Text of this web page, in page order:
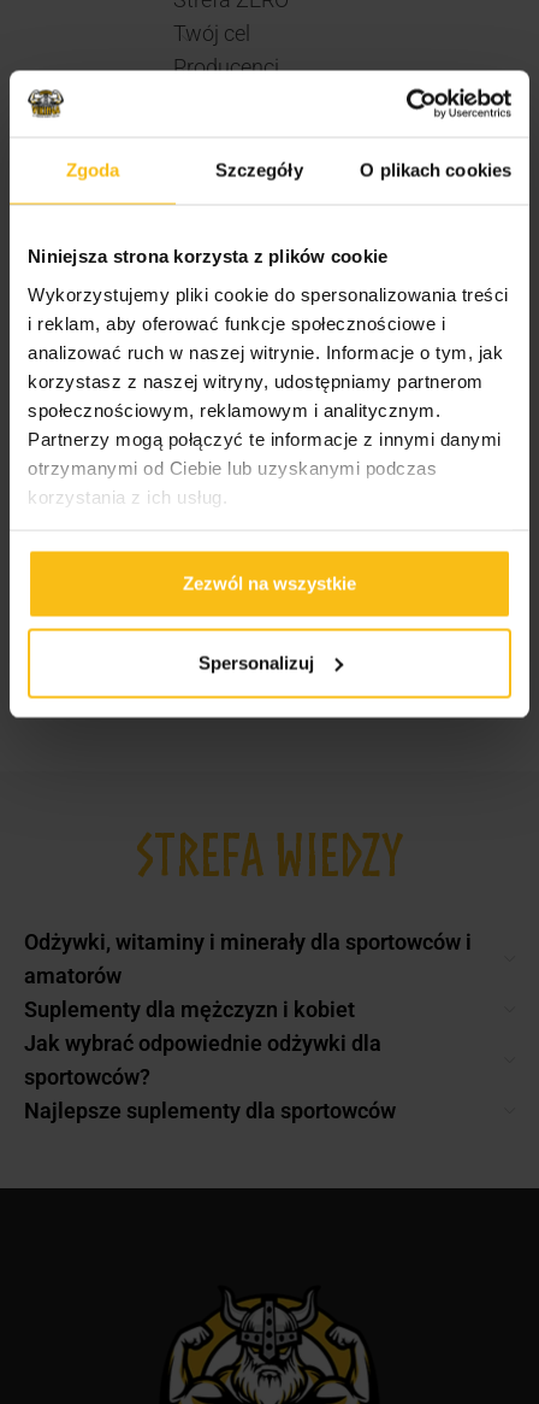
Zgoda Szczegóły O plikach cookies
Niniejsza strona korzysta z plików cookie
Wykorzystujemy pliki cookie do spersonalizowania treści
i reklam, aby oferować funkcje społecznościowe i
analizować ruch w naszej witrynie. Informacje o tym, jak
korzystasz z naszej witryny, udostępniamy partnerom
społecznościowym, reklamowym i analitycznym.
Partnerzy mogą połączyć te informacje z innymi danymi
otrzymanymi od Ciebie lub uzyskanymi podczas
korzystania z ich usług.
Zezwól na wszystkie
Spersonalizuj
Twój cel
Producenci
Żywność
PROMOCJE
Koszulki Vikinga
Akcesoria sportowe
Bez kategorii
FILTRUJ WG. CENY
Wszystko
zł
STREFA WIEDZY
Odżywki, witaminy i minerały dla sportowców i
amatorów
Suplementy dla mężczyzn i kobiet
Jak wybrać odpowiednie odżywki dla
sportowców?
Najlepsze suplementy dla sportowców